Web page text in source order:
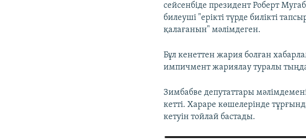
сейсенбіде президент Роберт
билеуші "ерікті түрде билікті
қалағанын" мәлімдеген.
Бұл кенеттен жария болған
импичмент жариялау туралы
Зимбабве депутаттары
кетті. Хараре көшелерінде
кетуін тойлай бастады.